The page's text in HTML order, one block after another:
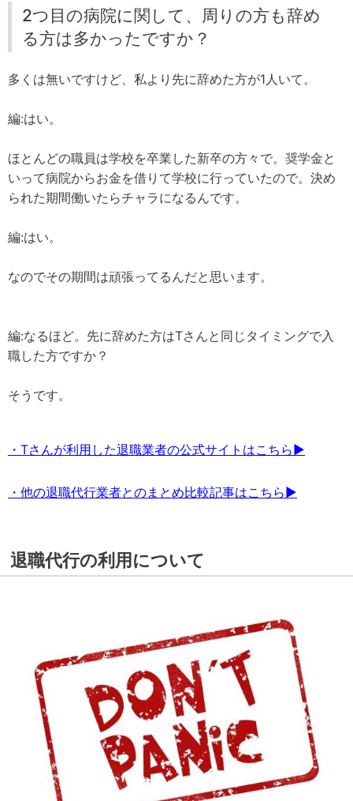
2つ目の病院に関して、周りの方も辞め
る方は多かったですか？
多くは無いですけど、私より先に辞めた方が1人いて。
編:はい。
ほとんどの職員は学校を卒業した新卒の方々で。奨学金と
いって病院からお金を借りて学校に行っていたので。決め
られた期間働いたらチャラになるんです。
編:はい。
なのでその期間は頑張ってるんだと思います。
編:なるほど。先に辞めた方はTさんと同じタイミングで入
職した方ですか？
そうです。
・Tさんが利用した退職業者の公式サイトはこちら▶
・他の退職代行業者とのまとめ比較記事はこちら▶
退職代行の利用について